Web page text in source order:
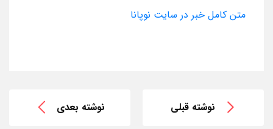
متن کامل خبر در سایت نوپانا
نوشته قبلی نوشته بعدی